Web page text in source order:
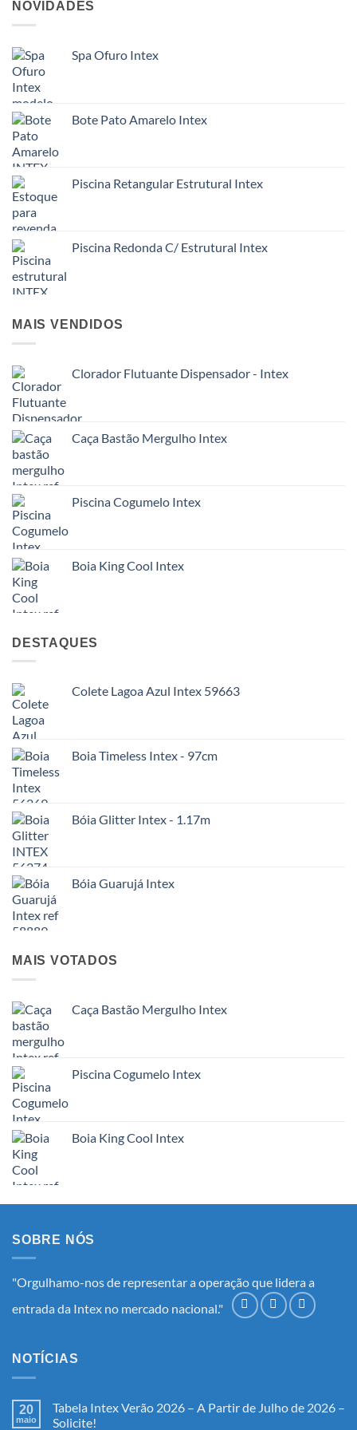
NOVIDADES
Spa Ofuro Intex
Bote Pato Amarelo Intex
Piscina Retangular Estrutural Intex
Piscina Redonda C/ Estrutural Intex
MAIS VENDIDOS
Clorador Flutuante Dispensador - Intex
Caça Bastão Mergulho Intex
Piscina Cogumelo Intex
Boia King Cool Intex
DESTAQUES
Colete Lagoa Azul Intex 59663
Boia Timeless Intex - 97cm
Bóia Glitter Intex - 1.17m
Bóia Guarujá Intex
MAIS VOTADOS
Caça Bastão Mergulho Intex
Piscina Cogumelo Intex
Boia King Cool Intex
SOBRE NÓS
"Orgulhamo-nos de representar a operação que lidera a
entrada da Intex no mercado nacional."
NOTÍCIAS
20
maio
Tabela Intex Verão 2026 – A Partir de Julho de 2026 –
Solicite!